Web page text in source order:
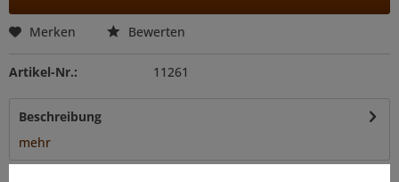
Merken Bewerten
Artikel-Nr.: 11261
Beschreibung
mehr